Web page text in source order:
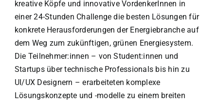
kreative Köpfe und innovative VordenkerInnen in
einer 24-Stunden Challenge die besten Lösungen für
konkrete Herausforderungen der Energiebranche auf
dem Weg zum zukünftigen, grünen Energiesystem.
Die Teilnehmer:innen – von Student:innen und
Startups über technische Professionals bis hin zu
UI/UX Designern – erarbeiteten komplexe
Lösungskonzepte und -modelle zu einem breiten